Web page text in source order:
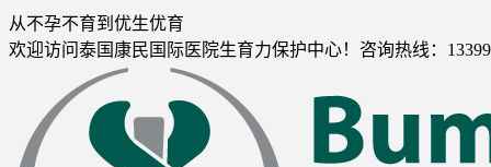
从不孕不育到优生优育
欢迎访问泰国康民国际医院生育力保护中心！咨询热线：